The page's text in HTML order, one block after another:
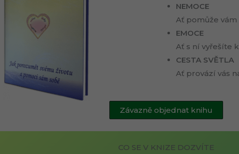
NEMOCE
Ať pomůže
EMOCE
Ať s ní vyřešíte
CESTA SVĚTLA
Ať provází vás
Závazně objednat knihu
CO SE V KNIZE DOZVÍTE